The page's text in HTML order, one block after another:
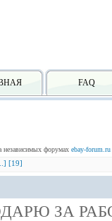
FAQ
независимых форумах ebay-forum.ru
[19]
ЗА